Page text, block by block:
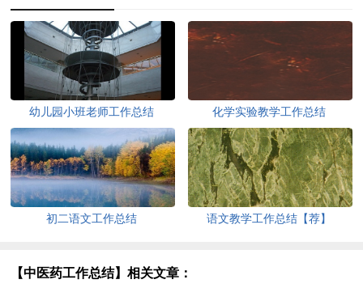
幼儿园小班老师工作总结 化学实验教学工作总结
初二语文工作总结 语文教学工作总结【荐】
【中医药工作总结】相关文章：